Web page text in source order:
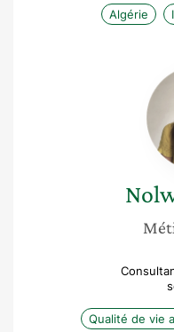
Algérie
Qualité de vie